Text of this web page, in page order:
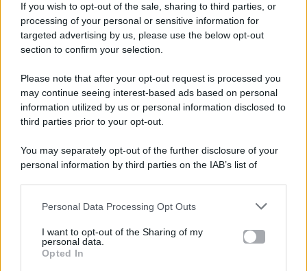
If you wish to opt-out of the sale, sharing to third parties, or
processing of your personal or sensitive information for
targeted advertising by us, please use the below opt-out
section to confirm your selection.
Please note that after your opt-out request is processed you
may continue seeing interest-based ads based on personal
information utilized by us or personal information disclosed to
third parties prior to your opt-out.
You may separately opt-out of the further disclosure of your
personal information by third parties on the IAB’s list of
This information may also be disclosed by us to third parties
disclose it to other third parties.
Please note that this website/app uses one or more Google
Personal Data Processing Opt Outs
I want to opt-out of the Sharing of my
personal data.
Opted In
Gossip e TV è un sito di MASTE S.r.l.
viale Luigi Majno n. 21 - 20129 Milano (MI)
P.Iva 10909580960
Categorie
Gossip
Televisione